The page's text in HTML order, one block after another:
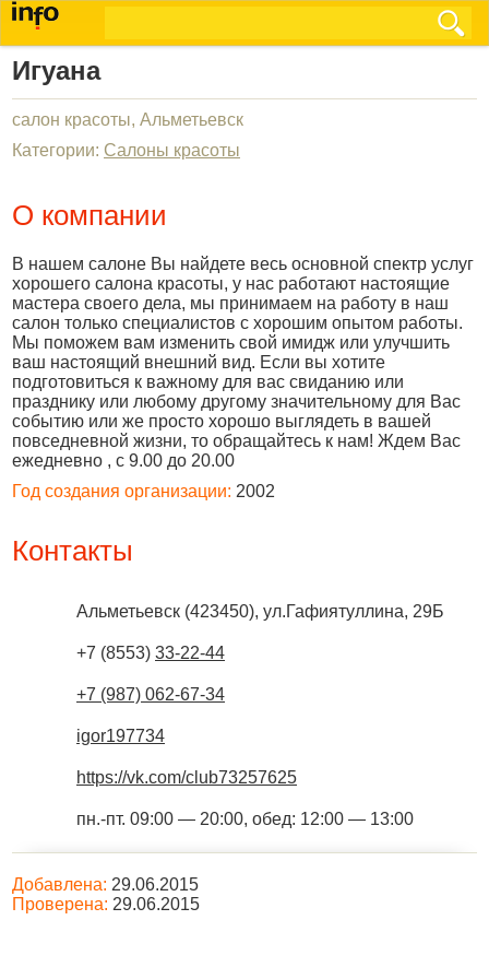
Игуана
салон красоты, Альметьевск
Категории: Салоны красоты
О компании
В нашем салоне Вы найдете весь основной спектр услуг
хорошего салона красоты, у нас работают настоящие
мастера своего дела, мы принимаем на работу в наш
салон только специалистов с хорошим опытом работы.
Мы поможем вам изменить свой имидж или улучшить
ваш настоящий внешний вид. Если вы хотите
подготовиться к важному для вас свиданию или
празднику или любому другому значительному для Вас
событию или же просто хорошо выглядеть в вашей
повседневной жизни, то обращайтесь к нам! Ждем Вас
ежедневно , с 9.00 до 20.00
Год создания организации: 2002
Контакты
Альметьевск (423450), ул.Гафиятуллина, 29Б
+7 (8553) 33-22-44
+7 (987) 062-67-34
igor197734
https://vk.com/club73257625
пн.-пт. 09:00 — 20:00, обед: 12:00 — 13:00
Добавлена: 29.06.2015
Проверена: 29.06.2015